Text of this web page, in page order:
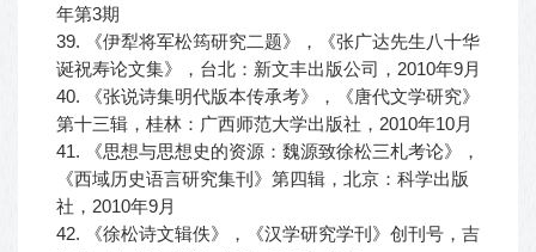
年第3期
39. 《伊犁将军松筠研究二题》，《张广达先生八十华
诞祝寿论文集》，台北：新文丰出版公司，2010年9月
40. 《张说诗集明代版本传承考》，《唐代文学研究》
第十三辑，桂林：广西师范大学出版社，2010年10月
41. 《思想与思想史的资源：魏源致徐松三札考论》，
《西域历史语言研究集刊》第四辑，北京：科学出版
社，2010年9月
42. 《徐松诗文辑佚》，《汉学研究学刊》创刊号，吉